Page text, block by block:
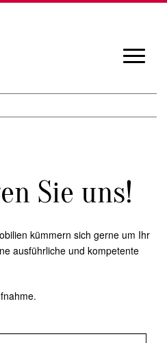
Sie uns!
kümmern sich gerne um Ihr
ausführliche und kompetente